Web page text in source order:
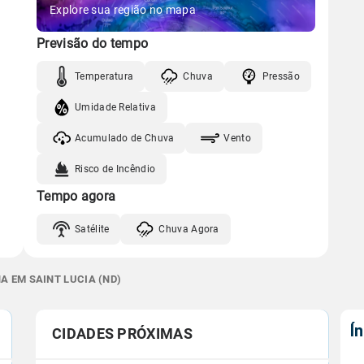
Explore sua região no mapa
Previsão do tempo
Temperatura Chuva Pressão
Umidade Relativa
Acumulado de Chuva Vento
Risco de Incêndio
Tempo agora
Satélite Chuva Agora
EM SAINT LUCIA (ND)
CIDADES PRÓXIMAS